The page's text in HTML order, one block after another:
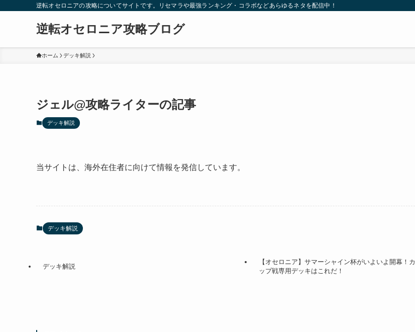
逆転オセロニアの攻略についてサイトです。リセマラや最強ランキング・コラボなどあらゆるネタを配信中！
逆転オセロニア攻略ブログ
ホーム デッキ解説
ジェル@攻略ライターの記事
デッキ解説
当サイトは、海外在住者に向けて情報を発信しています。
デッキ解説
デッキ解説
【オセロニア】サマーシャイン杯がいよいよ開幕！カ
ップ戦専用デッキはこれだ！